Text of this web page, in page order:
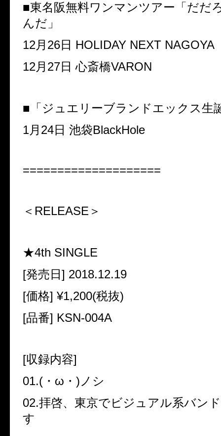
■東名阪無料ワンマンツアー「だだ
んだ」
12月26日 HOLIDAY NEXT NAGOYA
12月27日 心斎橋VARON
■「ジュエリーブランドエックス生
1月24日 池袋BlackHole
====================
＜RELEASE＞
★4th SINGLE
[発売日] 2018.12.19
[価格] ¥1,200(税抜)
[品番] KSN-004A
[収録内容]
01.(・ω・)ノシ
02.拝啓、東京でビジュアル系バン
す